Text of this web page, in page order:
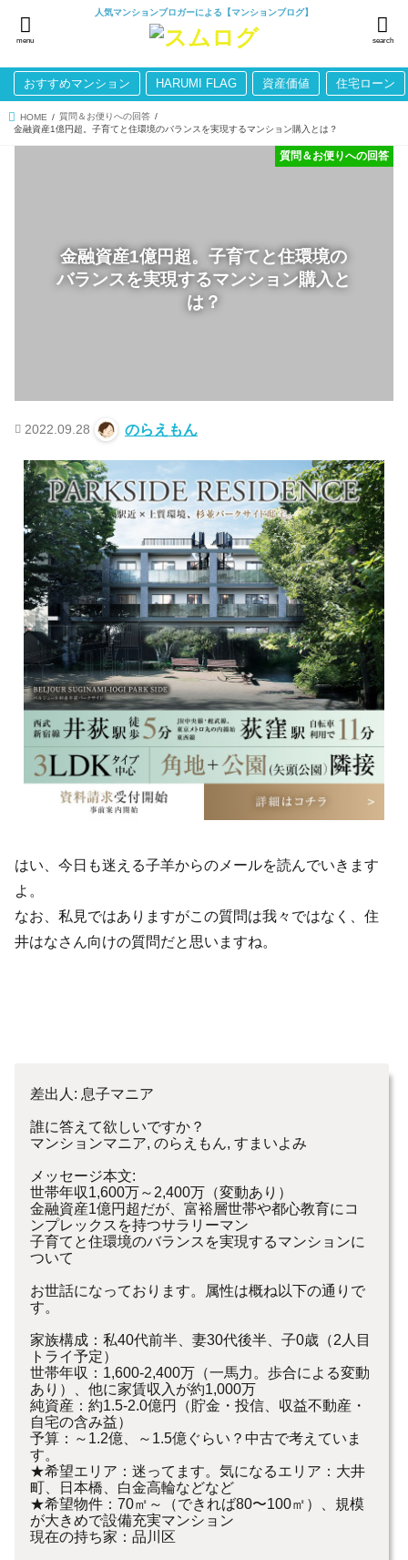
人気マンションブロガーによる【マンションブログ】
search
menu
おすすめマンション HARUMI FLAG 資産価値 住宅ローン
HOME
質問＆お便りへの回答
金融資産1億円超。子育てと住環境のバランスを実現するマンション購入とは？
金融資産1億円超。子育てと住環境の
バランスを実現するマンション購入と
は？
質問＆お便りへの回答
2022.09.28 のらえもん
はい、今日も迷える子羊からのメールを読んでいきます
よ。
なお、私見ではありますがこの質問は我々ではなく、住
井はなさん向けの質問だと思いますね。
差出人: 息子マニア
誰に答えて欲しいですか？
マンションマニア, のらえもん, すまいよみ
メッセージ本文:
世帯年収1,600万～2,400万（変動あり）
金融資産1億円超だが、富裕層世帯や都心教育にコ
ンプレックスを持つサラリーマン
子育てと住環境のバランスを実現するマンションに
ついて
お世話になっております。属性は概ね以下の通りで
す。
家族構成：私40代前半、妻30代後半、子0歳（2人目
トライ予定）
世帯年収：1,600-2,400万（一馬力。歩合による変動
あり）、他に家賃収入が約1,000万
純資産：約1.5-2.0億円（貯金・投信、収益不動産・
自宅の含み益）
予算：～1.2億、～1.5億ぐらい？中古で考えていま
す。
★希望エリア：迷ってます。気になるエリア：大井
町、日本橋、白金高輪などなど
★希望物件：70㎡～（できれば80〜100㎡）、規模
が大きめで設備充実マンション
現在の持ち家：品川区